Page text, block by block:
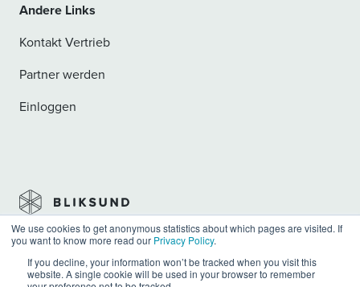
We use cookies to get anonymous statistics about which pages are visited. If
you want to know more read our Privacy Policy.
If you decline, your information won’t be tracked when you visit this
website. A single cookie will be used in your browser to remember
Andere Links
Kontakt Vertrieb
Partner werden
Einloggen
Privacy
Allgemeine Geschäftsbedingungen
Impressum